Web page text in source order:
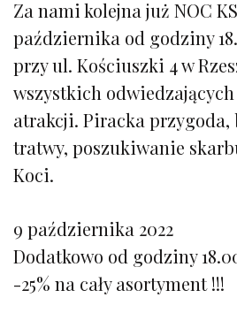
Za nami kolejna już NOC
października od godziny
przy ul. Kościuszki 4 w
wszystkich odwiedzających
atrakcji. Piracka przygoda,
tratwy, poszukiwanie
Koci.
9 października 2022
Dodatkowo od godziny
-25% na cały asortyment !!!